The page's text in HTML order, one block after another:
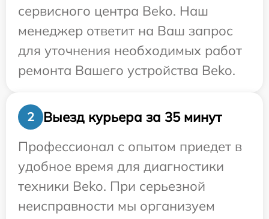
сервисного центра Beko. Наш
менеджер ответит на Ваш запрос
для уточнения необходимых работ
ремонта Вашего устройства Beko.
2
Выезд курьера за 35 минут
Профессионал с опытом приедет в
удобное время для диагностики
техники Beko. При серьезной
неисправности мы организуем